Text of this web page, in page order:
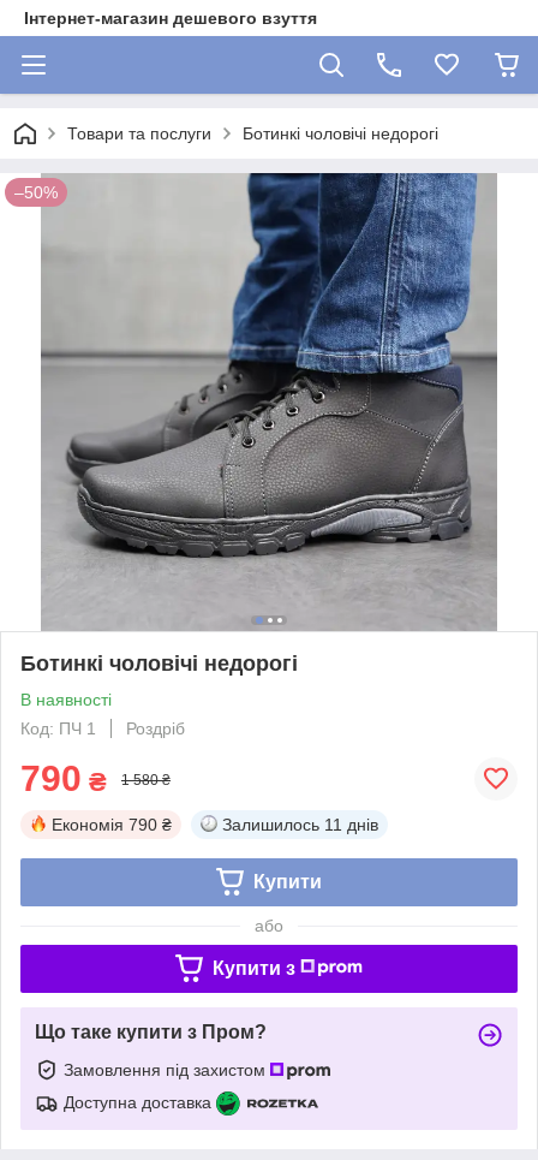
Інтернет-магазин дешевого взуття
Товари та послуги Ботинкі чоловічі недорогі
–50%
Ботинкі чоловічі недорогі
В наявності
Код: ПЧ 1
Роздріб
790 ₴ 1 580 ₴
Економія 790 ₴ Залишилось 11 днів
Купити
або
Купити з
Що таке купити з Пром?
Замовлення під захистом
Доступна доставка